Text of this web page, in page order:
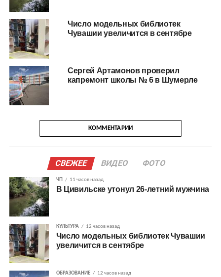
Число модельных библиотек
Чувашии увеличится в сентябре
Сергей Артамонов проверил
капремонт школы № 6 в Шумерле
КОММЕНТАРИИ
СВЕЖЕЕ ВИДЕО ФОТО
ЧП 11 часов назад
В Цивильске утонул 26-летний мужчина
КУЛЬТУРА 12 часов назад
Число модельных библиотек Чувашии
увеличится в сентябре
ОБРАЗОВАНИЕ 12 часов назад